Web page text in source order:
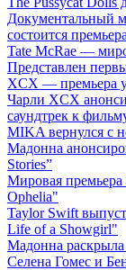
Документальный
состоится
Tate McRae —
Представлен
XCX — премьера
Чарли XCX
саундтрек к
MIKA вернулся с
Мадонна
Stories”
Мировая
Ophelia"
Taylor Swift
Life of a Showgirl"
Мадонна раскрыла
Селена Гомес и